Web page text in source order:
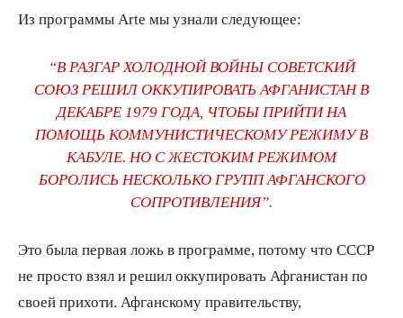
Из программы Arte мы узнали следующее:
“В РАЗГАР ХОЛОДНОЙ ВОЙНЫ СОВЕТСКИЙ
СОЮЗ РЕШИЛ ОККУПИРОВАТЬ АФГАНИСТАН В
ДЕКАБРЕ 1979 ГОДА, ЧТОБЫ ПРИЙТИ НА
ПОМОЩЬ КОММУНИСТИЧЕСКОМУ РЕЖИМУ В
КАБУЛЕ. НО С ЖЕСТОКИМ РЕЖИМОМ
БОРОЛИСЬ НЕСКОЛЬКО ГРУПП АФГАНСКОГО
СОПРОТИВЛЕНИЯ”.
Это была первая ложь в программе, потому что СССР
не просто взял и решил оккупировать Афганистан по
своей прихоти. Афганскому правительству,